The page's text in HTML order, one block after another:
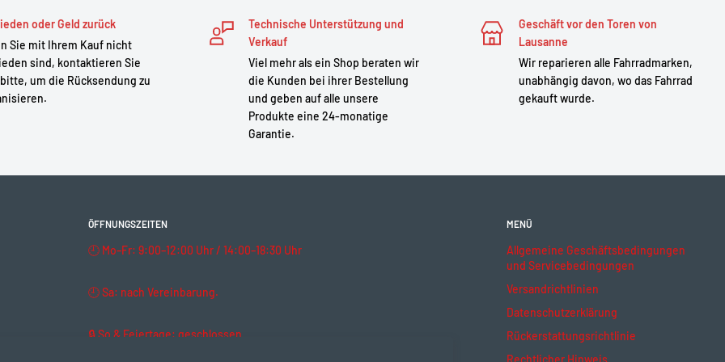
oder Geld zurück
Sie mit Ihrem Kauf nicht
sind, kontaktieren Sie
um die Rücksendung zu
Technische Unterstützung und
Verkauf
Viel mehr als ein Shop beraten wir
die Kunden bei ihrer Bestellung
und geben auf alle unsere
Produkte eine 24-monatige
Garantie.
Geschäft vor den Toren von
Lausanne
Wir reparieren alle Fahrradmarken,
unabhängig davon, wo das Fahrrad
gekauft wurde.
ÖFFNUNGSZEITEN
🕘 Mo–Fr: 9:00–12:00 Uhr / 14:00–18:30 Uhr
🕘 Sa: nach Vereinbarung.
🔒 So & Feiertage: geschlossen
MENÜ
Allgemeine Geschäftsbedingungen
und Servicebedingungen
Versandrichtlinien
Datenschutzerklärung
Rückerstattungsrichtlinie